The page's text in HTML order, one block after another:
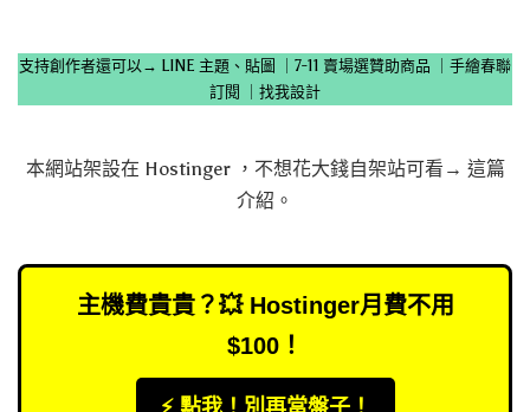
支持創作者還可以→ LINE 主題、貼圖 7-11 賣場選贊助商品
手繪春聯
訂閱
找我設計
本網站架設在 Hostinger，不想花大錢自架站可看→ 這篇
介紹 。
主機費貴貴？💥 Hostinger月費不用
$100！
⚡️ 點我！別再當盤子！